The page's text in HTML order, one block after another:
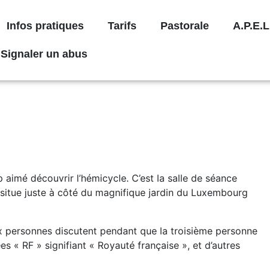
Infos pratiques Tarifs Pastorale A.P.E.L
Signaler un abus
découvrir l’hémicycle. C’est la salle de séance
juste à côté du magnifique jardin du Luxembourg
personnes discutent pendant que la troisième personne
« RF » signifiant « Royauté française », et d’autres